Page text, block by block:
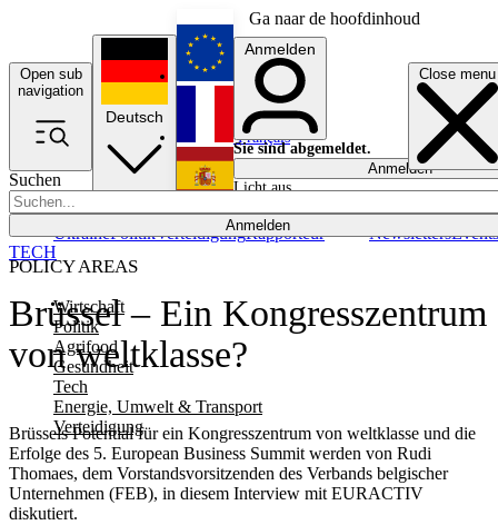
Ga naar de hoofdinhoud
Open sub
navigation
Close menu
Suchen
Anmelden
POLICY AREAS
Wirtschaft
Politik
Agrifood
Gesundheit
Tech
Energie, Umwelt & Transport
Verteidigung
UkrainePolitikVerteidigungRapporteur NewslettersEvents
Deutsch
English
Français
Anmelden
Sie sind abgemeldet.
Anmelden
Licht aus
Brüssel – Ein Kongresszentrum
von weltklasse?
Brüssels Potential für ein Kongresszentrum von weltklasse und die
Erfolge des 5. European Business Summit werden von Rudi
Thomaes, dem Vorstandsvorsitzenden des Verbands belgischer
Unternehmen (FEB), in diesem Interview mit EURACTIV
diskutiert.
TECH